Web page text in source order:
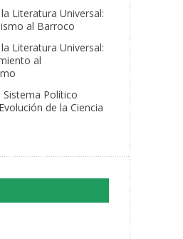
Literatura Universal:
al Barroco
Literatura Universal:
al
Sistema Político
de la Ciencia